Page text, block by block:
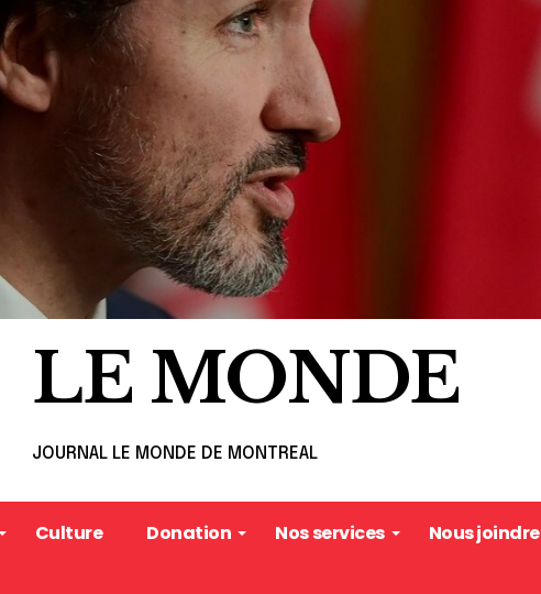
LE MONDE
JOURNAL LE MONDE DE MONTREAL
Culture Donation Nos services Nous joindre